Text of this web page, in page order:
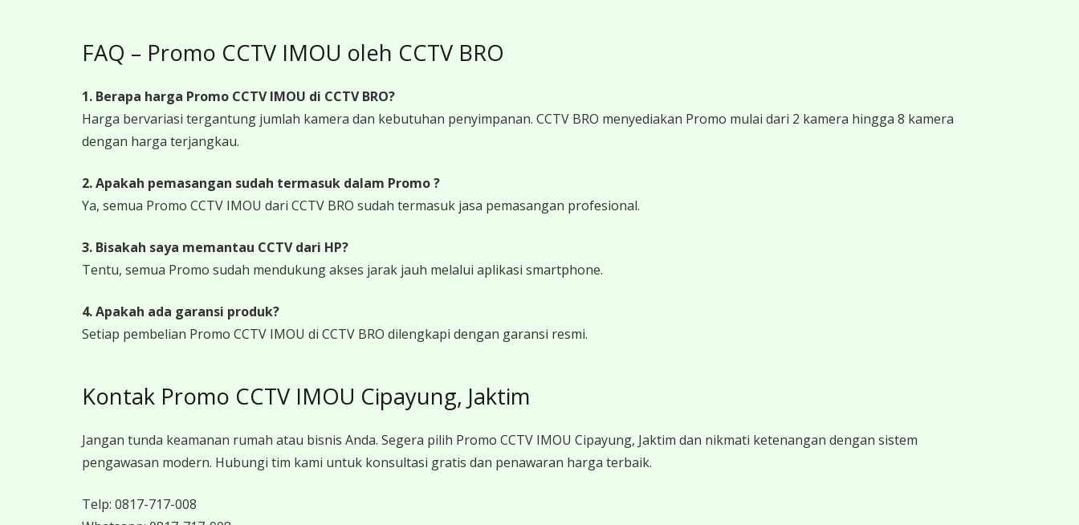
FAQ – Promo CCTV IMOU oleh CCTV BRO
1. Berapa harga Promo CCTV IMOU di CCTV BRO?
Harga bervariasi tergantung jumlah kamera dan kebutuhan penyimpanan. CCTV BRO menyediakan Promo mulai dari 2 kamera hingga 8 kamera
dengan harga terjangkau.
2. Apakah pemasangan sudah termasuk dalam Promo ?
Ya, semua Promo CCTV IMOU dari CCTV BRO sudah termasuk jasa pemasangan profesional.
3. Bisakah saya memantau CCTV dari HP?
Tentu, semua Promo sudah mendukung akses jarak jauh melalui aplikasi smartphone.
4. Apakah ada garansi produk?
Setiap pembelian Promo CCTV IMOU di CCTV BRO dilengkapi dengan garansi resmi.
Kontak Promo CCTV IMOU Cipayung, Jaktim
Jangan tunda keamanan rumah atau bisnis Anda. Segera pilih Promo CCTV IMOU Cipayung, Jaktim dan nikmati ketenangan dengan sistem
pengawasan modern. Hubungi tim kami untuk konsultasi gratis dan penawaran harga terbaik.
Telp: 0817-717-008